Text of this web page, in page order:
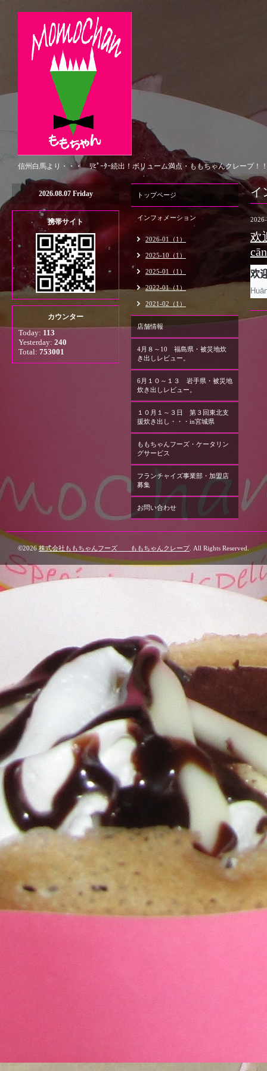
信州白馬より・・・ ﾘﾋﾟｰﾀｰ続出！ボリューム満点・ももちゃんクレープ！
イ
欢
欢
トップページ
インフォメーション
2026-01（1）
2025-10（1）
2025-01（1）
2022-01（1）
2021-02（1）
店舗情報
4月８～10 福島県・被災地炊
き出しレビュー。
6月１０～１３ 岩手県・被災地
炊き出しレビュー。
１０月１～３日 第３回東北支
援炊き出し・・・in宮城県
ももちゃんフーズ・ケータリン
グサービス
フランチャイズ事業部・加盟店
募集
お問い合わせ
2026.08.07 Friday
携帯サイト
カウンター
Today: 113
Yesterday: 240
Total: 753001
©2026株式会社ももちゃんフーズ ももちゃんクレープ. All Rights Reserved.